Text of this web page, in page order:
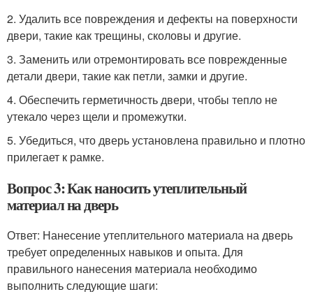
2. Удалить все повреждения и дефекты на поверхности
двери, такие как трещины, сколовы и другие.
3. Заменить или отремонтировать все поврежденные
детали двери, такие как петли, замки и другие.
4. Обеспечить герметичность двери, чтобы тепло не
утекало через щели и промежутки.
5. Убедиться, что дверь установлена правильно и плотно
прилегает к рамке.
Вопрос 3: Как наносить утеплительный
материал на дверь
Ответ: Нанесение утеплительного материала на дверь
требует определенных навыков и опыта. Для
правильного нанесения материала необходимо
выполнить следующие шаги: